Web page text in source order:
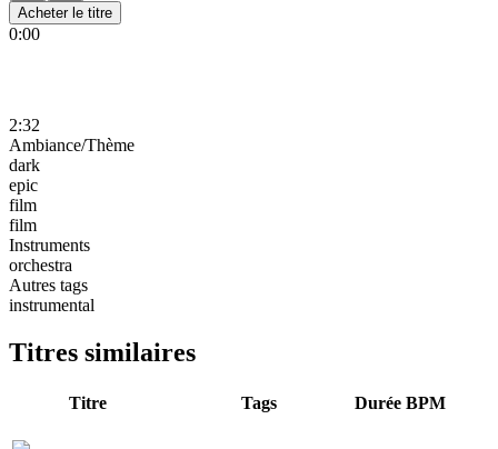
Acheter le titre
0:00
2:32
Ambiance/Thème
dark
epic
film
film
Instruments
orchestra
Autres tags
instrumental
Titres similaires
Titre Tags Durée BPM